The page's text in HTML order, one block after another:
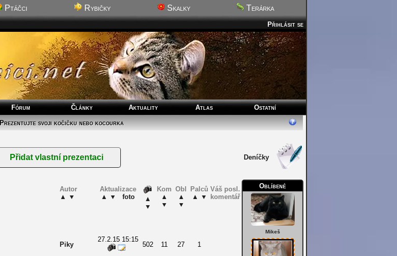
Ptáčci Rybičky Skalky Terárka
Přihlásit se
Fórum Články Aktuality Atlas
Ostatní
Prezentujte svoji kočičku nebo kocourka
Deníčky
Oblíbené
Mikeš
Autor
▲ ▼
Aktualizace
▲ ▼ foto
▲
▼
Kom
▲
▼
Obl
▲
▼
Palců
▲ ▼
Váš posl.
komentář
Piky
27.2.15 15:15
502 11 27 1